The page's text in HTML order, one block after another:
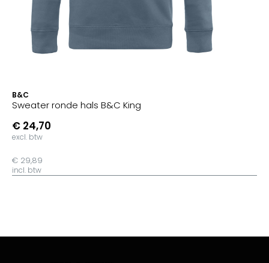
B&C
Sweater ronde hals B&C King
€ 24,70
excl. btw
€ 29,89
incl. btw